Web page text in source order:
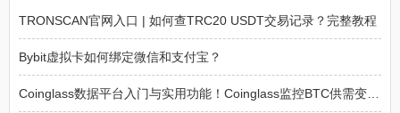
TRONSCAN官网入口 | 如何查TRC20 USDT交易记录？完整教程
Bybit虚拟卡如何绑定微信和支付宝？